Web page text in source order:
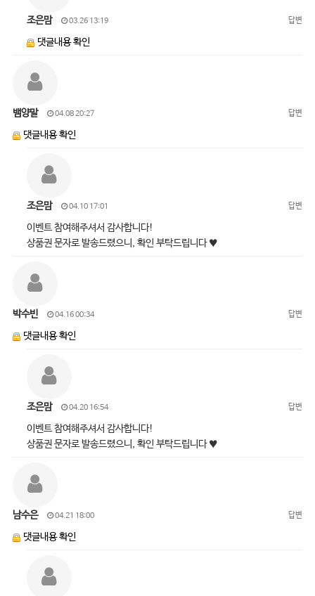
조은맘 03.26 13:19 답변
댓글내용 확인
뱀양말 04.08 20:27 답변
댓글내용 확인
조은맘 04.10 17:01 답변
이벤트 참여해주셔서 감사합니다!
상품권 문자로 발송드렸으니, 확인 부탁드립니다 ♥
박수빈 04.16 00:34 답변
댓글내용 확인
조은맘 04.20 16:54 답변
이벤트 참여해주셔서 감사합니다!
상품권 문자로 발송드렸으니, 확인 부탁드립니다 ♥
남수은 04.21 18:00 답변
댓글내용 확인